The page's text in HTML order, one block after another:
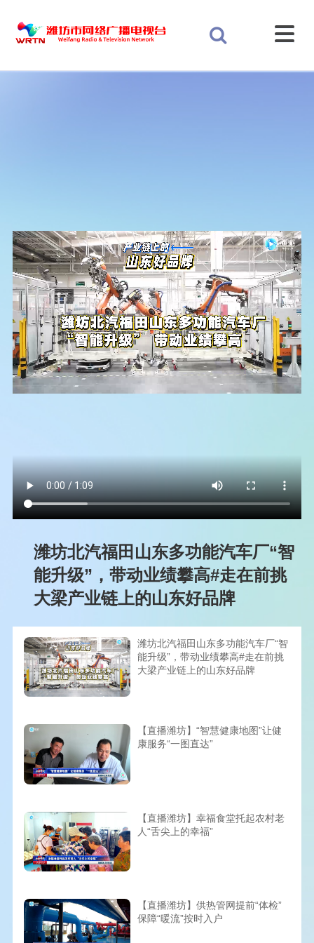
潍坊北汽福田山东多功能汽车厂“智
能升级”，带动业绩攀高#走在前挑
大梁产业链上的山东好品牌
潍坊北汽福田山东多功能汽车厂“智
能升级”，带动业绩攀高#走在前挑
大梁产业链上的山东好品牌
【直播潍坊】“智慧健康地图”让健
康服务“一图直达”
【直播潍坊】幸福食堂托起农村老
人“舌尖上的幸福”
【直播潍坊】供热管网提前“体检”
保障“暖流”按时入户